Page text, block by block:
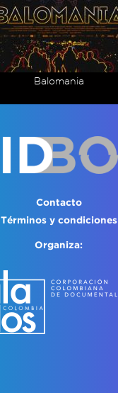
Balomania
Contacto
Términos y condiciones
Organiza: